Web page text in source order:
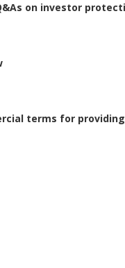
on investor
terms for